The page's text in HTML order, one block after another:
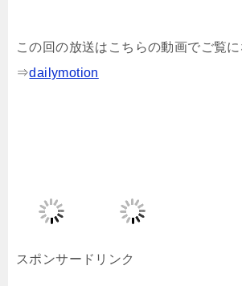
この回の放送はこちらの動画でご覧に
⇒dailymotion
スポンサードリンク